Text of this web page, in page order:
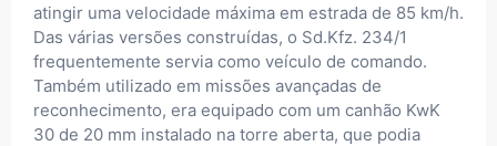
atingir uma velocidade máxima em estrada de 85 km/h.
Das várias versões construídas, o Sd.Kfz. 234/1
frequentemente servia como veículo de comando.
Também utilizado em missões avançadas de
reconhecimento, era equipado com um canhão KwK
30 de 20 mm instalado na torre aberta, que podia